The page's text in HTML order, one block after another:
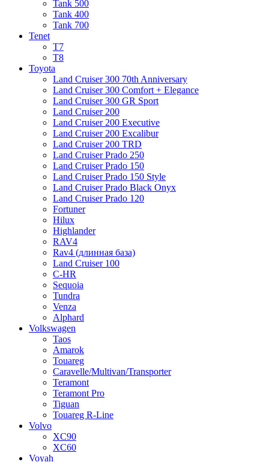
Tank 500
Tank 400
Tank 700
Tenet
T7
T8
Toyota
Land Cruiser 300 70th Anniversary
Land Cruiser 300 Comfort + Elegance
Land Cruiser 300 GR Sport
Land Cruiser 200
Land Cruiser 200 Executive
Land Cruiser 200 Excalibur
Land Cruiser 200 TRD
Land Cruiser Prado 250
Land Cruiser Prado 150
Land Cruiser Prado 150 Style
Land Cruiser Prado Black Onyx
Land Cruiser Prado 120
Fortuner
Hilux
Highlander
RAV4
Rav4 (длинная база)
Land Cruiser 100
C-HR
Sequoia
Tundra
Venza
Alphard
Volkswagen
Taos
Amarok
Touareg
Caravelle/Multivan/Transporter
Teramont
Teramont Pro
Tiguan
Touareg R-Line
Volvo
XC90
XC60
Voyah